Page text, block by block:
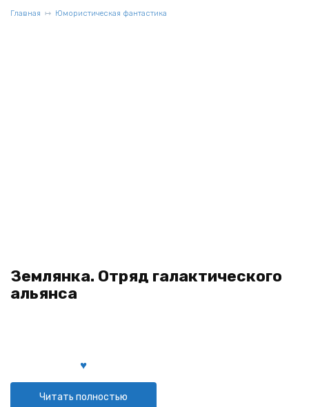
Главная Юмористическая фантастика
Землянка. Отряд галактического
альянса
Читать полностью